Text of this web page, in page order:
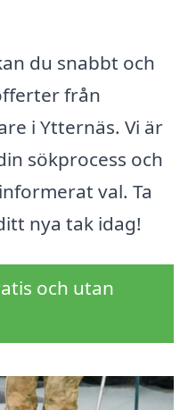
du snabbt och
från
i Ytternäs. Vi är
sökprocess och
val. Ta
nya tak idag!
och utan